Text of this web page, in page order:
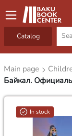
Catalog
Main page
Байкал.
In stock